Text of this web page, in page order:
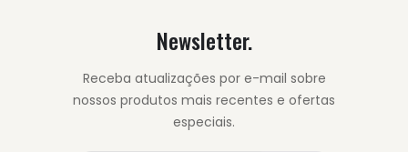
Newsletter.
Receba atualizações por e-mail sobre
nossos produtos mais recentes e ofertas
especiais.